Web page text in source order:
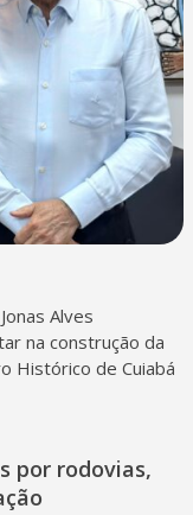
Alves
na construção da
Histórico de Cuiabá
por rodovias,